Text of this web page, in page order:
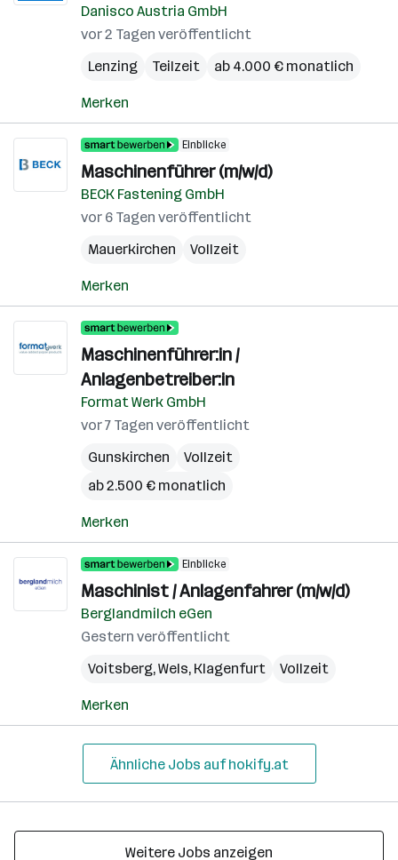
Danisco Austria GmbH
vor 2 Tagen veröffentlicht
Lenzing
Teilzeit ab 4.000 € monatlich
Merken
Einblicke
Maschinenführer (m/w/d)
BECK Fastening GmbH
vor 6 Tagen veröffentlicht
Mauerkirchen
Vollzeit
Merken
Maschinenführer:in /
Anlagenbetreiber:in
Format Werk GmbH
vor 7 Tagen veröffentlicht
Gunskirchen
Vollzeit
ab 2.500 € monatlich
Merken
Einblicke
Maschinist / Anlagenfahrer (m/w/d)
Berglandmilch eGen
Gestern veröffentlicht
Voitsberg,Wels, Klagenfurt Vollzeit
Merken
Ähnliche Jobs auf hokify.at
Weitere Jobs anzeigen